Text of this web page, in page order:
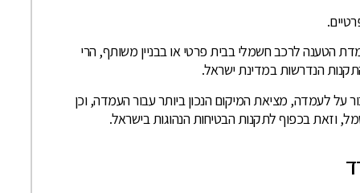
לרכב חשמלי בבית פרטי או בבניין משותף, הרי
הנדרשות במדינת ישראל.
על לעמדה, מציאת המיקום הנכון ביותר עבור העמדה, וכן
וזאת בכפוף לתקנות הבטיחות הנהוגות בישראל.